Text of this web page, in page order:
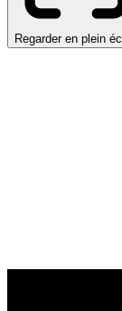
Regarder en plein